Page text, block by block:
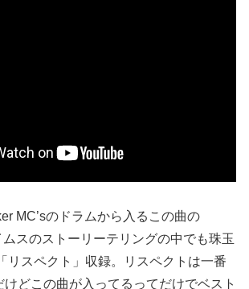
MC’sのドラムから入るこの曲の
スのストーリーテリングの中でも珠玉
リスペクト」収録。リスペクトは一番
どこの曲が入ってるってだけでベスト